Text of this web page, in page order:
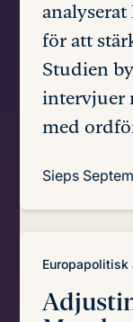
för att
Studien
intervjuer
med
Sieps
Europapolitisk